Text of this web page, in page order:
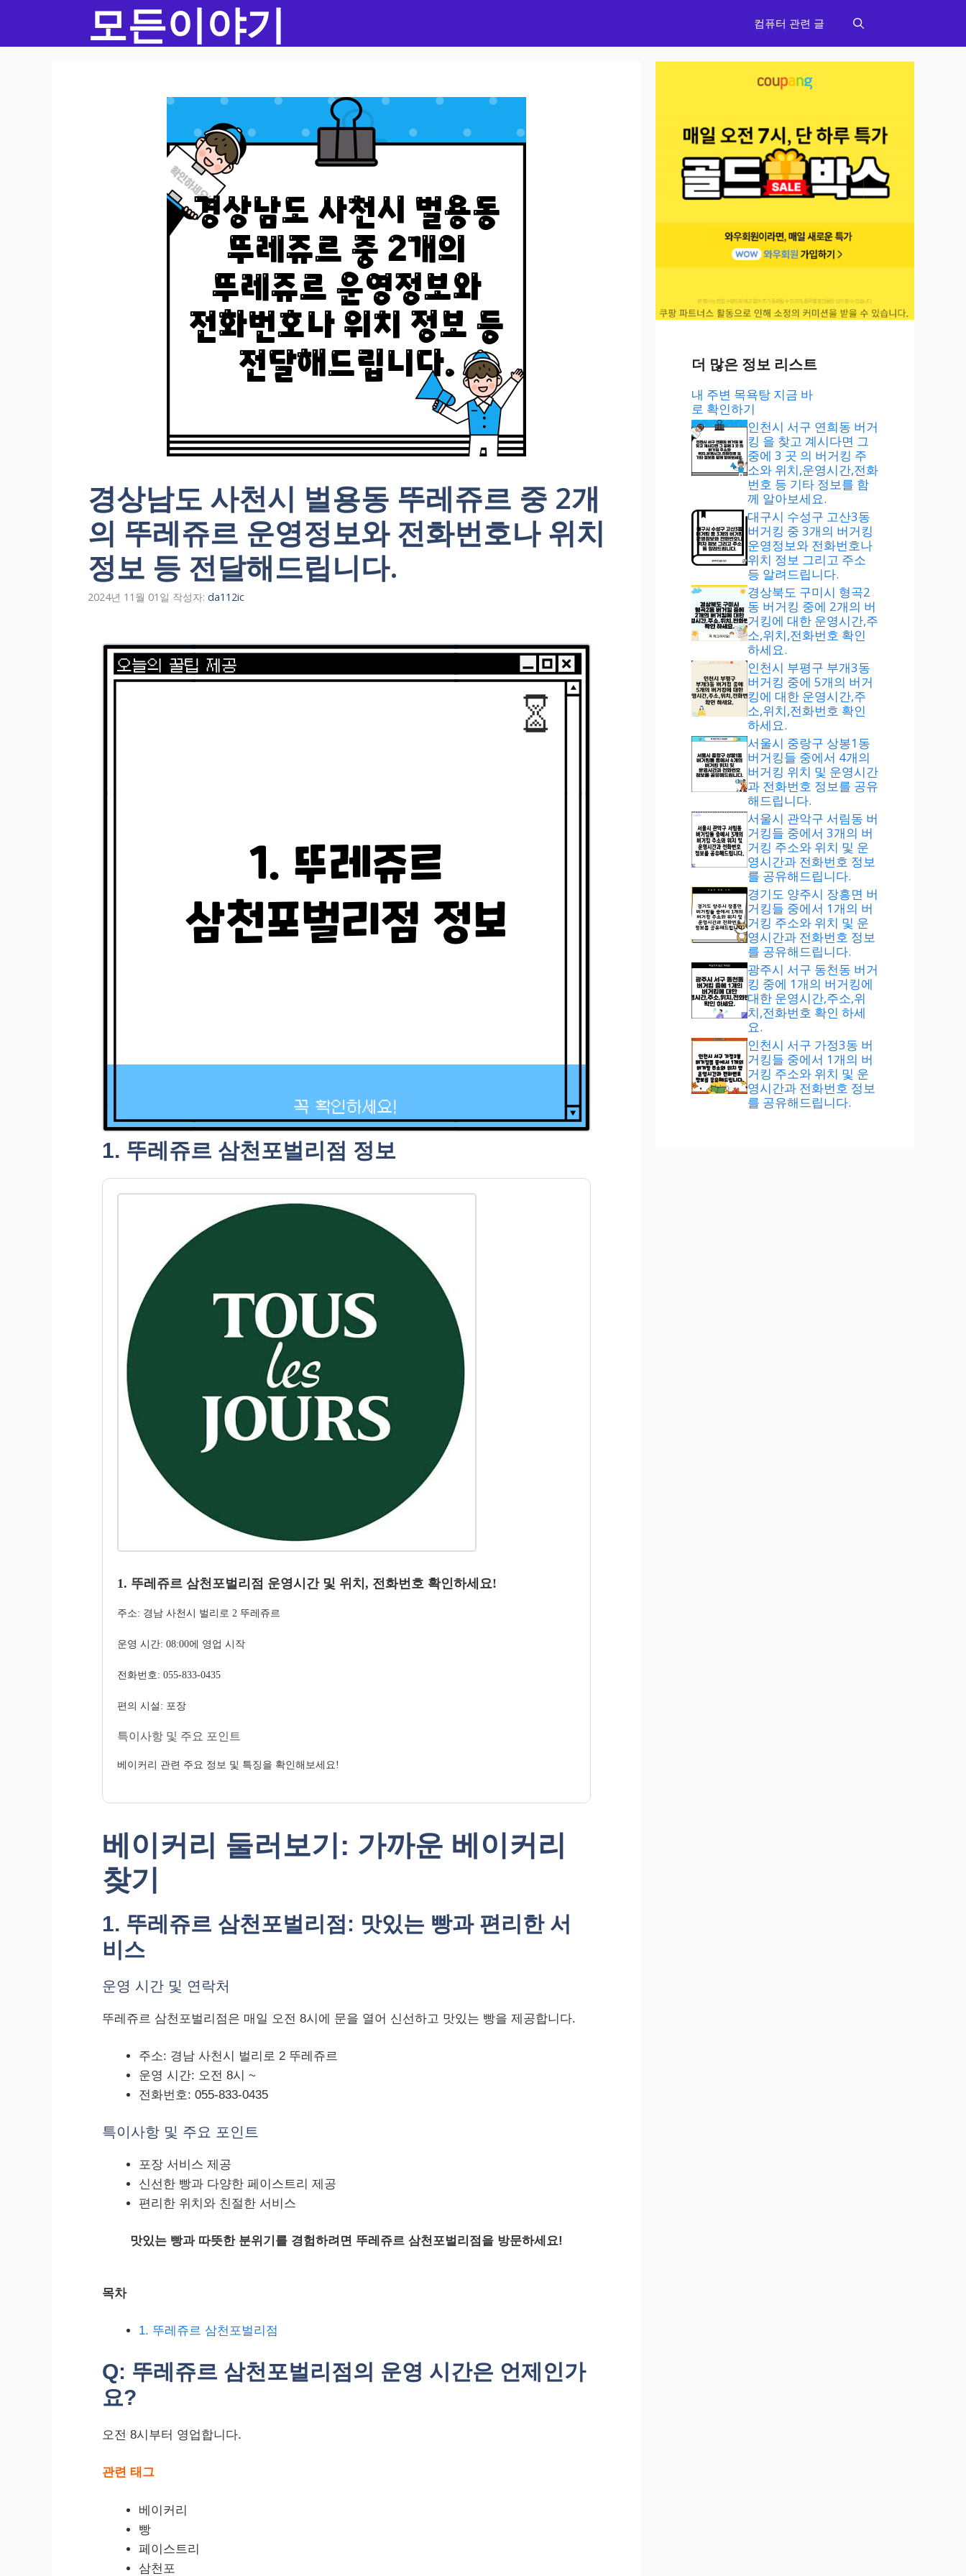
츠
모든이야기 컴퓨터 관련 글
경상남도 사천시 벌용동 뚜레쥬르 중 2개
의 뚜레쥬르 운영정보와 전화번호나 위치
정보 등 전달해드립니다.
2024년 11월 01일 작성자: da112ic
1. 뚜레쥬르 삼천포벌리점 정보
1. 뚜레쥬르 삼천포벌리점 운영시간 및 위치, 전화번호 확인하세요!
주소: 경남 사천시 벌리로 2 뚜레쥬르
운영 시간: 08:00에 영업 시작
전화번호: 055-833-0435
편의 시설: 포장
특이사항 및 주요 포인트
베이커리 관련 주요 정보 및 특징을 확인해보세요!
베이커리 둘러보기: 가까운 베이커리
찾기
1. 뚜레쥬르 삼천포벌리점: 맛있는 빵과 편리한 서
비스
운영 시간 및 연락처
뚜레쥬르 삼천포벌리점은 매일 오전 8시에 문을 열어 신선하고 맛있는 빵을 제공합니다.
주소: 경남 사천시 벌리로 2 뚜레쥬르
운영 시간: 오전 8시 ~
전화번호: 055-833-0435
특이사항 및 주요 포인트
포장 서비스 제공
신선한 빵과 다양한 페이스트리 제공
편리한 위치와 친절한 서비스
맛있는 빵과 따뜻한 분위기를 경험하려면 뚜레쥬르 삼천포벌리점을 방문하세요!
목차
1. 뚜레쥬르 삼천포벌리점
Q: 뚜레쥬르 삼천포벌리점의 운영 시간은 언제인가
요?
오전 8시부터 영업합니다.
관련 태그
베이커리
빵
페이스트리
삼천포
더 많은 정보 리스트
내 주변 목욕탕 지금 바
로 확인하기
인천시 서구 연희동 버거
킹 을 찾고 계시다면 그
중에 3 곳 의 버거킹 주
소와 위치,운영시간,전화
번호 등 기타 정보를 함
께 알아보세요.
대구시 수성구 고산3동
버거킹 중 3개의 버거킹
운영정보와 전화번호나
위치 정보 그리고 주소
등 알려드립니다.
경상북도 구미시 형곡2
동 버거킹 중에 2개의 버
거킹에 대한 운영시간,주
소,위치,전화번호 확인
하세요.
인천시 부평구 부개3동
버거킹 중에 5개의 버거
킹에 대한 운영시간,주
소,위치,전화번호 확인
하세요.
서울시 중랑구 상봉1동
버거킹들 중에서 4개의
버거킹 위치 및 운영시간
과 전화번호 정보를 공유
해드립니다.
서울시 관악구 서림동 버
거킹들 중에서 3개의 버
거킹 주소와 위치 및 운
영시간과 전화번호 정보
를 공유해드립니다.
경기도 양주시 장흥면 버
거킹들 중에서 1개의 버
거킹 주소와 위치 및 운
영시간과 전화번호 정보
를 공유해드립니다.
광주시 서구 동천동 버거
킹 중에 1개의 버거킹에
대한 운영시간,주소,위
치,전화번호 확인 하세
요.
인천시 서구 가정3동 버
거킹들 중에서 1개의 버
거킹 주소와 위치 및 운
영시간과 전화번호 정보
를 공유해드립니다.